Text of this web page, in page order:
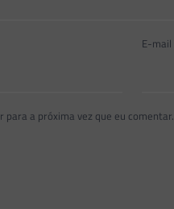
E-mail
para a próxima vez que eu comentar.